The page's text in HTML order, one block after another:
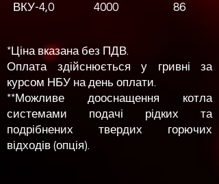
ВКУ-4,0
4000
86
*Ціна вказана без ПДВ.
Оплата здійснюється у гривні за
курсом НБУ на день оплати.
**Можливе дооснащення котла
системами подачі рідких та
подрібнених твердих горючих
відходів (опція).